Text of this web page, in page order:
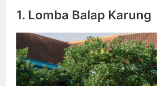
1. Lomba Balap Karung